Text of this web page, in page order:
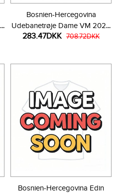
Bosnien-Hercegovina
Udebanetrøje Dame VM 2026
Kortærmet
283.47DKK 708.72DKK
Bosnien-Hercegovina Edin